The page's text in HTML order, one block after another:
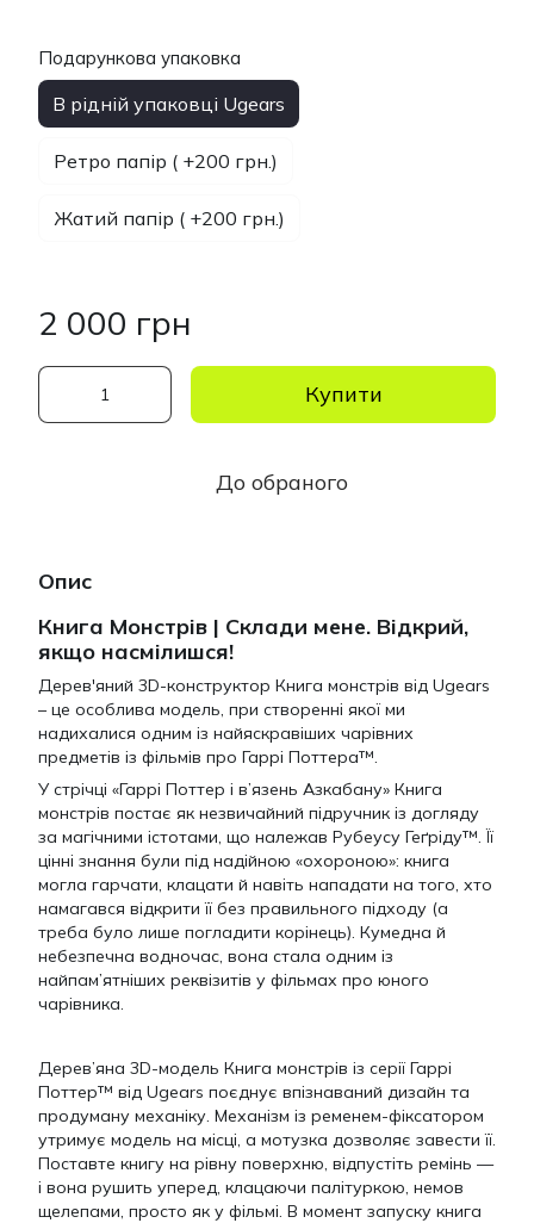
Подарункова упаковка
В рідній упаковці Ugears
Ретро папір ( +200 грн.)
Жатий папір ( +200 грн.)
2 000 грн
Купити
До обраного
Опис
Книга Монстрів | Склади мене. Відкрий,
якщо насмілишся!
Дерев'яний 3D-конструктор Книга монстрів від Ugears
– це особлива модель, при створенні якої ми
надихалися одним із найяскравіших чарівних
предметів із фільмів про Гаррі Поттера™.
У стрічці «Гаррі Поттер і в’язень Азкабану» Книга
монстрів постає як незвичайний підручник із догляду
за магічними істотами, що належав Рубеусу Геґріду™. Її
цінні знання були під надійною «охороною»: книга
могла гарчати, клацати й навіть нападати на того, хто
намагався відкрити її без правильного підходу (а
треба було лише погладити корінець). Кумедна й
небезпечна водночас, вона стала одним із
найпам’ятніших реквізитів у фільмах про юного
чарівника.
Дерев’яна 3D-модель Книга монстрів із серії Гаррі
Поттер™ від Ugears поєднує впізнаваний дизайн та
продуману механіку. Механізм із ременем-фіксатором
утримує модель на місці, а мотузка дозволяє завести її.
Поставте книгу на рівну поверхню, відпустіть ремінь —
і вона рушить уперед, клацаючи палітуркою, немов
щелепами, просто як у фільмі. В момент запуску книга